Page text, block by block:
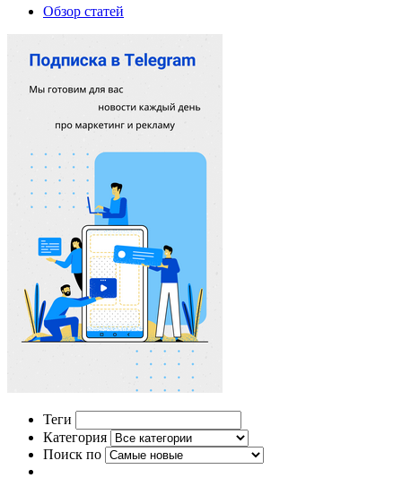
Обзор статей
Теги
Категория
Поиск по